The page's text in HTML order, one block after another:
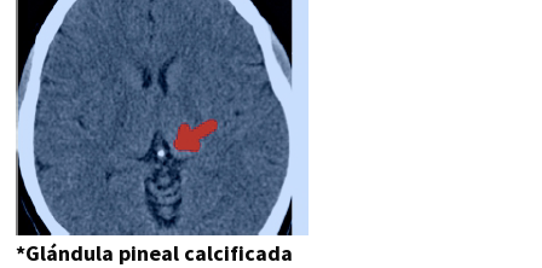
*Glándula pineal calcificada